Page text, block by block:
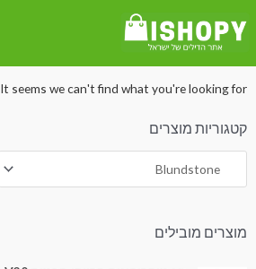
עמוד הבית /הלבשה והנעלה
It seems we can't find what you're looking for.
קטגוריות מוצרים
מוצרים מובילים